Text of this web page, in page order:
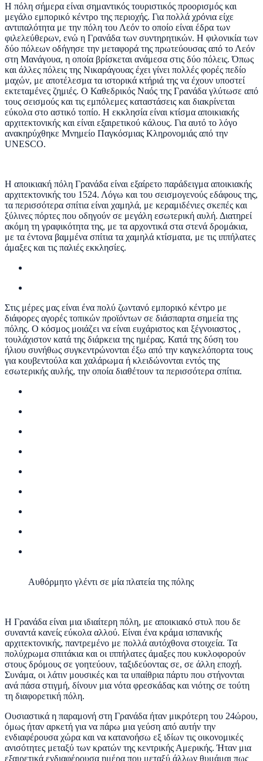
Η πόλη σήμερα είναι σημαντικός τουριστικός προορισμός και
μεγάλο εμπορικό κέντρο της περιοχής. Για πολλά χρόνια είχε
αντιπαλότητα με την πόλη του Λεόν το οποίο είναι έδρα των
φιλελεύθερων, ενώ η Γρανάδα των συντηρητικών. Η φιλονικία των
δύο πόλεων οδήγησε την μεταφορά της πρωτεύουσας από το Λεόν
στη Μανάγουα, η οποία βρίσκεται ανάμεσα στις δύο πόλεις. Όπως
και άλλες πόλεις της Νικαράγουας έχει γίνει πολλές φορές πεδίο
μαχών, με αποτέλεσμα τα ιστορικά κτήριά της να έχουν υποστεί
εκτεταμένες ζημιές. Ο Καθεδρικός Ναός της Γρανάδα γλύτωσε από
τους σεισμούς και τις εμπόλεμες καταστάσεις και διακρίνεται
εύκολα στο αστικό τοπίο. Η εκκλησία είναι κτίσμα αποικιακής
αρχιτεκτονικής και είναι εξαιρετικού κάλους. Για αυτό το λόγο
ανακηρύχθηκε Μνημείο Παγκόσμιας Κληρονομιάς από την
UNESCO.
Η αποικιακή πόλη Γρανάδα είναι εξαίρετο παράδειγμα αποικιακής
αρχιτεκτονικής του 1524. Λόγω και του σεισμογενούς εδάφους της,
τα περισσότερα σπίτια είναι χαμηλά, με κεραμιδένιες σκεπές και
ξύλινες πόρτες που οδηγούν σε μεγάλη εσωτερική αυλή. Διατηρεί
ακόμη τη γραφικότητα της, με τα αρχοντικά στα στενά δρομάκια,
με τα έντονα βαμμένα σπίτια τα χαμηλά κτίσματα, με τις ιππήλατες
άμαξες και τις παλιές εκκλησίες.
Στις μέρες μας είναι ένα πολύ ζωντανό εμπορικό κέντρο με
διάφορες αγορές τοπικών προϊόντων σε διάσπαρτα σημεία της
πόλης. Ο κόσμος μοιάζει να είναι ευχάριστος και ξέγνοιαστος ,
τουλάχιστον κατά της διάρκεια της ημέρας. Κατά της δύση του
ήλιου συνήθως συγκεντρώνονται έξω από την καγκελόπορτα τους
για κουβεντούλα και χαλάρωμα ή κλειδώνονται εντός της
εσωτερικής αυλής, την οποία διαθέτουν τα περισσότερα σπίτια.
Αυθόρμητο γλέντι σε μία πλατεία της πόλης
Η Γρανάδα είναι μια ιδιαίτερη πόλη, με αποικιακό στυλ που δε
συναντά κανείς εύκολα αλλού. Είναι ένα κράμα ισπανικής
αρχιτεκτονικής, παντρεμένο με πολλά αυτόχθονα στοιχεία. Τα
πολύχρωμα σπιτάκια και οι ιππήλατες άμαξες που κυκλοφορούν
στους δρόμους σε γοητεύουν, ταξιδεύοντας σε, σε άλλη εποχή.
Συνάμα, οι λάτιν μουσικές και τα υπαίθρια πάρτυ που στήνονται
ανά πάσα στιγμή, δίνουν μια νότα φρεσκάδας και νιότης σε τούτη
τη διαφορετική πόλη.
Ουσιαστικά η παραμονή στη Γρανάδα ήταν μικρότερη του 24ώρου,
όμως ήταν αρκετή για να πάρω μια γεύση από αυτήν την
ενδιαφέρουσα χώρα και να κατανοήσω εξ ιδίων τις οικονομικές
ανισότητες μεταξύ των κρατών της κεντρικής Αμερικής. Ήταν μια
εξαιρετικά ενδιαφέρουσα ημέρα που μεταξύ άλλων θυμάμαι πως